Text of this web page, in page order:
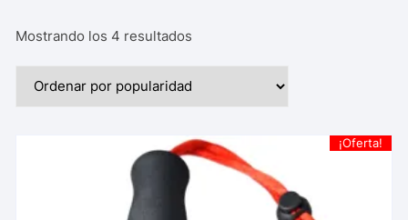
Mostrando los 4 resultados
¡Oferta!